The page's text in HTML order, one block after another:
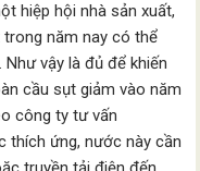
hiệp hội nhà sản xuất,
năm nay có thể
vậy là đủ để khiến
cầu sụt giảm vào năm
công ty tư vấn
thích ứng, nước này cần